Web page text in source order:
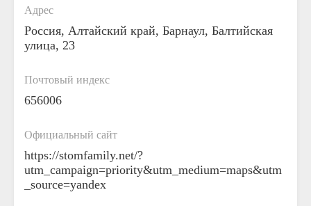
Адрес
Россия, Алтайский край, Барнаул, Балтийская
улица, 23
Почтовый индекс
656006
Официальный сайт
https://stomfamily.net/?
utm_campaign=priority&utm_medium=maps&utm
_source=yandex